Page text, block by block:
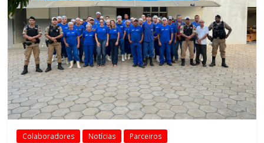
Colaboradores Notícias Parceiros